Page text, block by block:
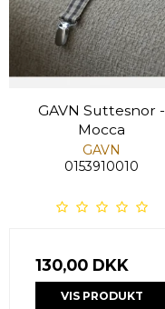
GAVN Suttesnor -
Mocca
GAVN
0153910010
130,00 DKK
VIS PRODUKT